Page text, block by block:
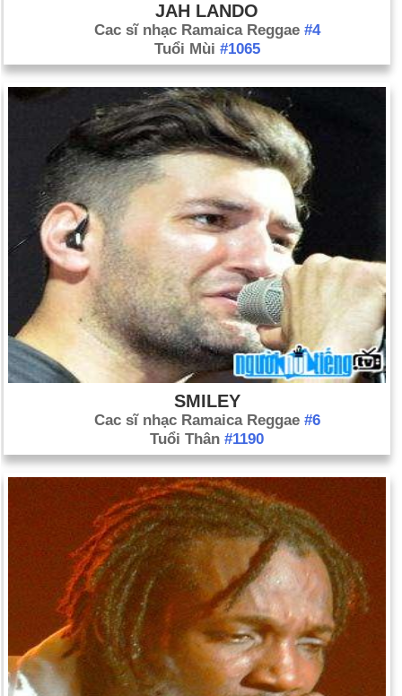
JAH LANDO
Cac sĩ nhạc Ramaica Reggae #4
Tuổi Mùi #1065
SMILEY
Cac sĩ nhạc Ramaica Reggae #6
Tuổi Thân #1190